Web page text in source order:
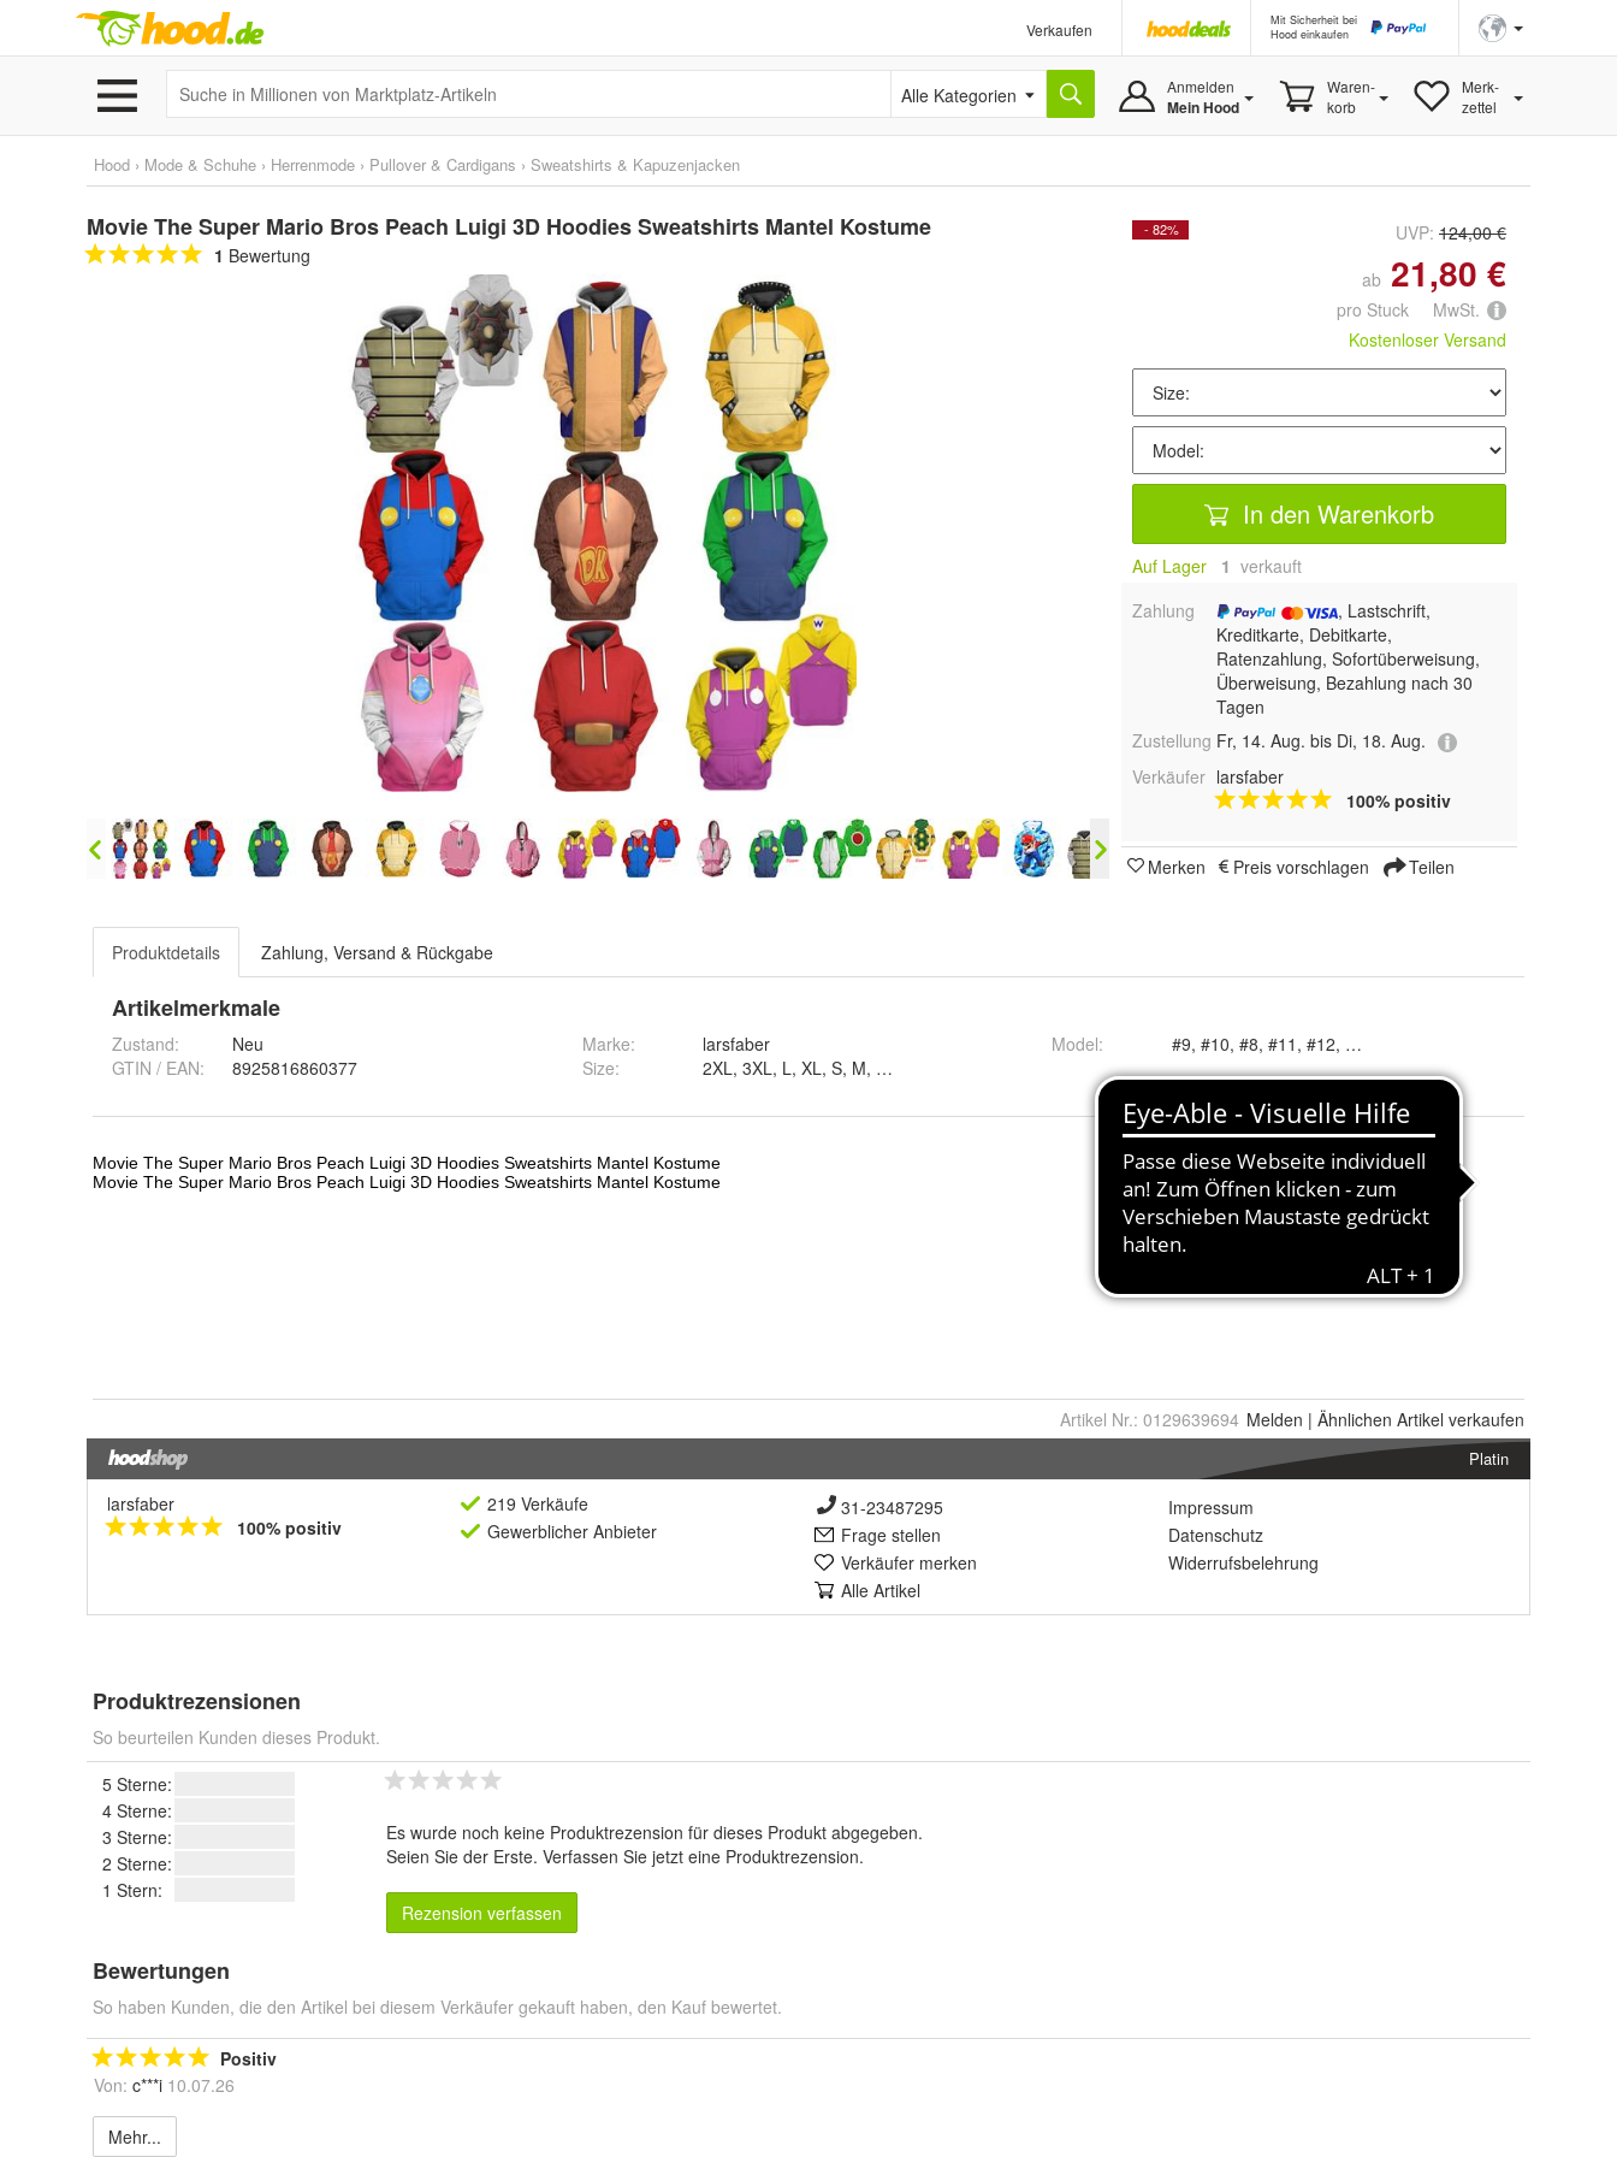
Verkaufen
Mit Sicherheit bei
Hood einkaufen
Alle Kategorien Anmelden
Mein Hood
Waren-
korb
Merk-
zettel
Hood › Mode & Schuhe › Herrenmode › Pullover & Cardigans › Sweatshirts & Kapuzenjacken
Movie The Super Mario Bros Peach Luigi 3D Hoodies Sweatshirts Mantel Kostume
1 Bewertung
- 82% UVP: 124,00 €
ab 21,80 €
pro Stuck MwSt.
Kostenloser Versand
In den Warenkorb
Auf Lager 1 verkauft
Zahlung
, Lastschrift,
Kreditkarte, Debitkarte,
Ratenzahlung, Sofortüberweisung,
Überweisung, Bezahlung nach 30
Tagen
Zustellung Fr, 14. Aug. bis Di, 18. Aug.
Verkäufer larsfaber
100% positiv
Merken Preis vorschlagen Teilen
Produktdetails Zahlung, Versand & Rückgabe
Artikelmerkmale
Zustand:
Neu
GTIN / EAN:
8925816860377
Marke:
larsfaber
Size:
Model:
Artikel Nr.: 0129639694 Melden | Ähnlichen Artikel verkaufen
Platin
larsfaber
100% positiv
219 Verkäufe
Gewerblicher Anbieter
31-23487295
Frage stellen
Verkäufer merken
Alle Artikel
Impressum
Datenschutz
Widerrufsbelehrung
Produktrezensionen
So beurteilen Kunden dieses Produkt.
5 Sterne:
4 Sterne:
3 Sterne:
2 Sterne:
1 Stern:
Es wurde noch keine Produktrezension für dieses Produkt abgegeben.
Seien Sie der Erste. Verfassen Sie jetzt eine Produktrezension.
Rezension verfassen
Bewertungen
So haben Kunden, die den Artikel bei diesem Verkäufer gekauft haben, den Kauf bewertet.
Positiv
Von: c***i 10.07.26
Mehr...